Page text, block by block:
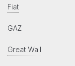
Fiat
GAZ
Great Wall